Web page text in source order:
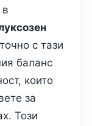
в
с тази
баланс
които
за
Този